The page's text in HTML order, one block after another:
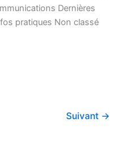
Dernières
pratiques Non classé
Suivant →